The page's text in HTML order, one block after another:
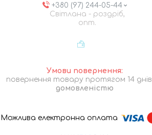
+380 (97) 244-05-44
Світлана - роздріб,
опт.
повернення товару протягом 14 днів
домовленістю